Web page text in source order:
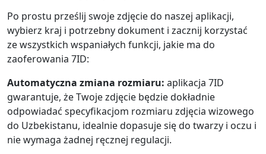
Po prostu prześlij swoje zdjęcie do naszej aplikacji,
wybierz kraj i potrzebny dokument i zacznij korzystać
ze wszystkich wspaniałych funkcji, jakie ma do
zaoferowania 7ID:
Automatyczna zmiana rozmiaru: aplikacja 7ID
gwarantuje, że Twoje zdjęcie będzie dokładnie
odpowiadać specyfikacjom rozmiaru zdjęcia wizowego
do Uzbekistanu, idealnie dopasuje się do twarzy i oczu i
nie wymaga żadnej ręcznej regulacji.